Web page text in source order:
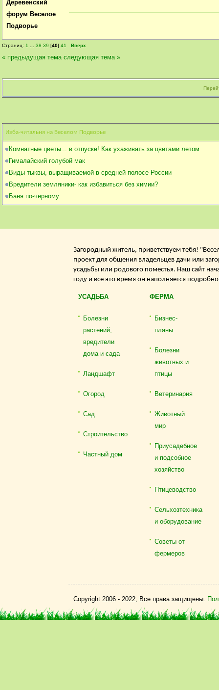
Деревенский
форум Веселое
Подворье
Страниц: 1 38 39 [40] 41 Вверх
« предыдущая тема следующая тема »
Изба-читальня на Веселом Подворье
Комнатные цветы... в отпуске! Как ухаживать за цветами летом
Гималайский голубой мак
Виды тыквы, выращиваемой в средней полосе России
Вредители земляники- как избавиться без химии?
Баня по-черному
Загородный житель, приветствуем тебя!
проект для общения владельцев дачи или
усадьбы или родового поместья. Наш сайт
году и все это время он наполняется
УСАДЬБА
Болезни
растений,
вредители
дома и сада
Ландшафт
Огород
Сад
Строительство
Частный дом
ФЕРМА
Бизнес-
планы
Болезни
животных и
птицы
Ветеринария
Животный
мир
Приусадебное
и подсобное
хозяйство
Птицеводство
Сельхозтехника
и оборудование
Советы от
фермеров
Copyright 2006 - 2022, Все права защищены.